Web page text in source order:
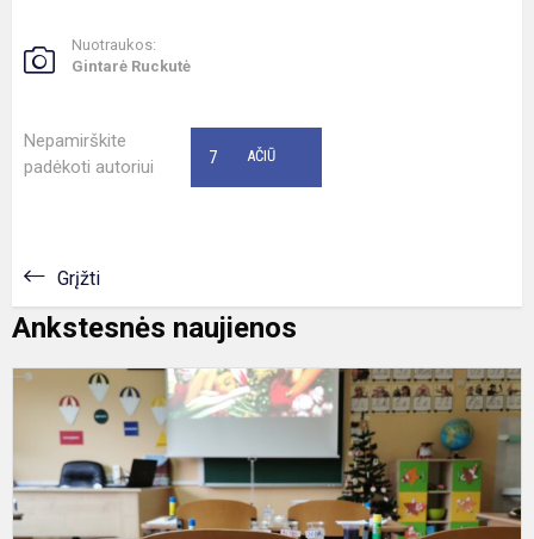
Nuotraukos:
Gintarė Ruckutė
Nepamirškite
padėkoti autoriui
AČIŪ
7
Grįžti
Ankstesnės naujienos